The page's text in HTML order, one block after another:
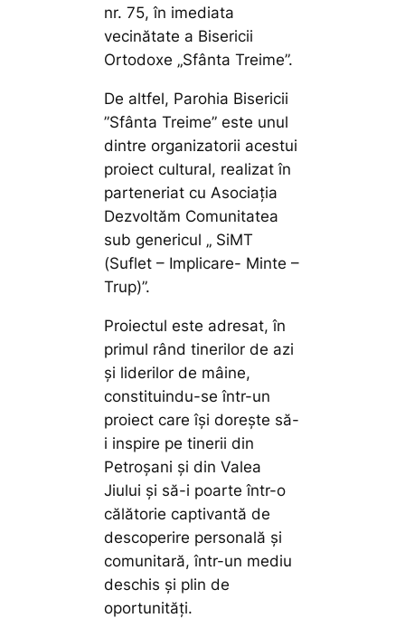
nr. 75, în imediata
vecinătate a Bisericii
Ortodoxe „Sfânta Treime”.
De altfel, Parohia Bisericii
”Sfânta Treime” este unul
dintre organizatorii acestui
proiect cultural, realizat în
parteneriat cu Asociația
Dezvoltăm Comunitatea
sub genericul „ SiMT
(Suflet – Implicare- Minte –
Trup)”.
Proiectul este adresat, în
primul rând tinerilor de azi
și liderilor de mâine,
constituindu-se într-un
proiect care își dorește să-
i inspire pe tinerii din
Petroșani și din Valea
Jiului și să-i poarte într-o
călătorie captivantă de
descoperire personală și
comunitară, într-un mediu
deschis și plin de
oportunități.